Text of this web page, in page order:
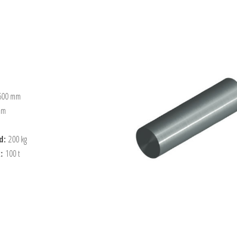
mm
200 kg
100 t